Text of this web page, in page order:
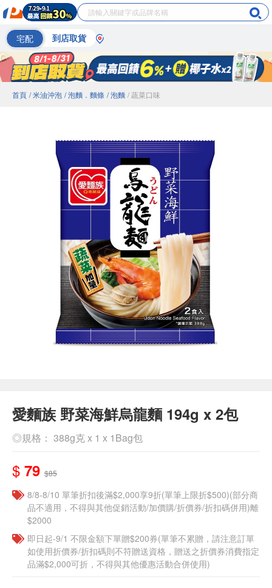
宅配 到店取貨
首頁 / 米油沖泡 / 泡麵．麵條 / 泡麵 / 蔬菜口味
愛麵族 野菜海鮮烏龍麵 194g x 2包
◎規格： 388g克 x 1 x 1Bag包
$ 79 $85
8/8-8/10 單筆折扣後滿$2,000享9折(單筆上限折$500)(部分商
品不適用，不得與其他促銷活動/加價購/折價券/折扣碼併用)離
$2000
即日起-9/1 不限金額下單贈$200券(單筆不累贈，請注意訂單
如使用折價券/折扣碼則不符贈送資格，贈送之折價券消費指定
品滿$2,000可折，不得與其他優惠活動合併使用)